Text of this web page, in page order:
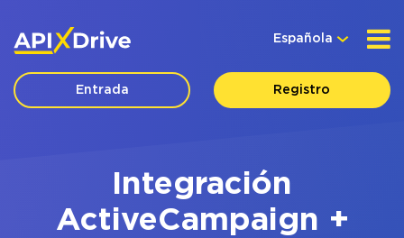
Española
Entrada Registro
Integración
ActiveCampaign +